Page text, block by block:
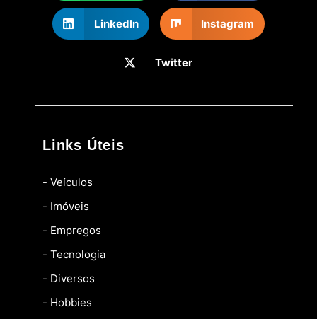
LinkedIn Instagram
Twitter
Links Úteis
- Veículos
- Imóveis
- Empregos
- Tecnologia
- Diversos
- Hobbies